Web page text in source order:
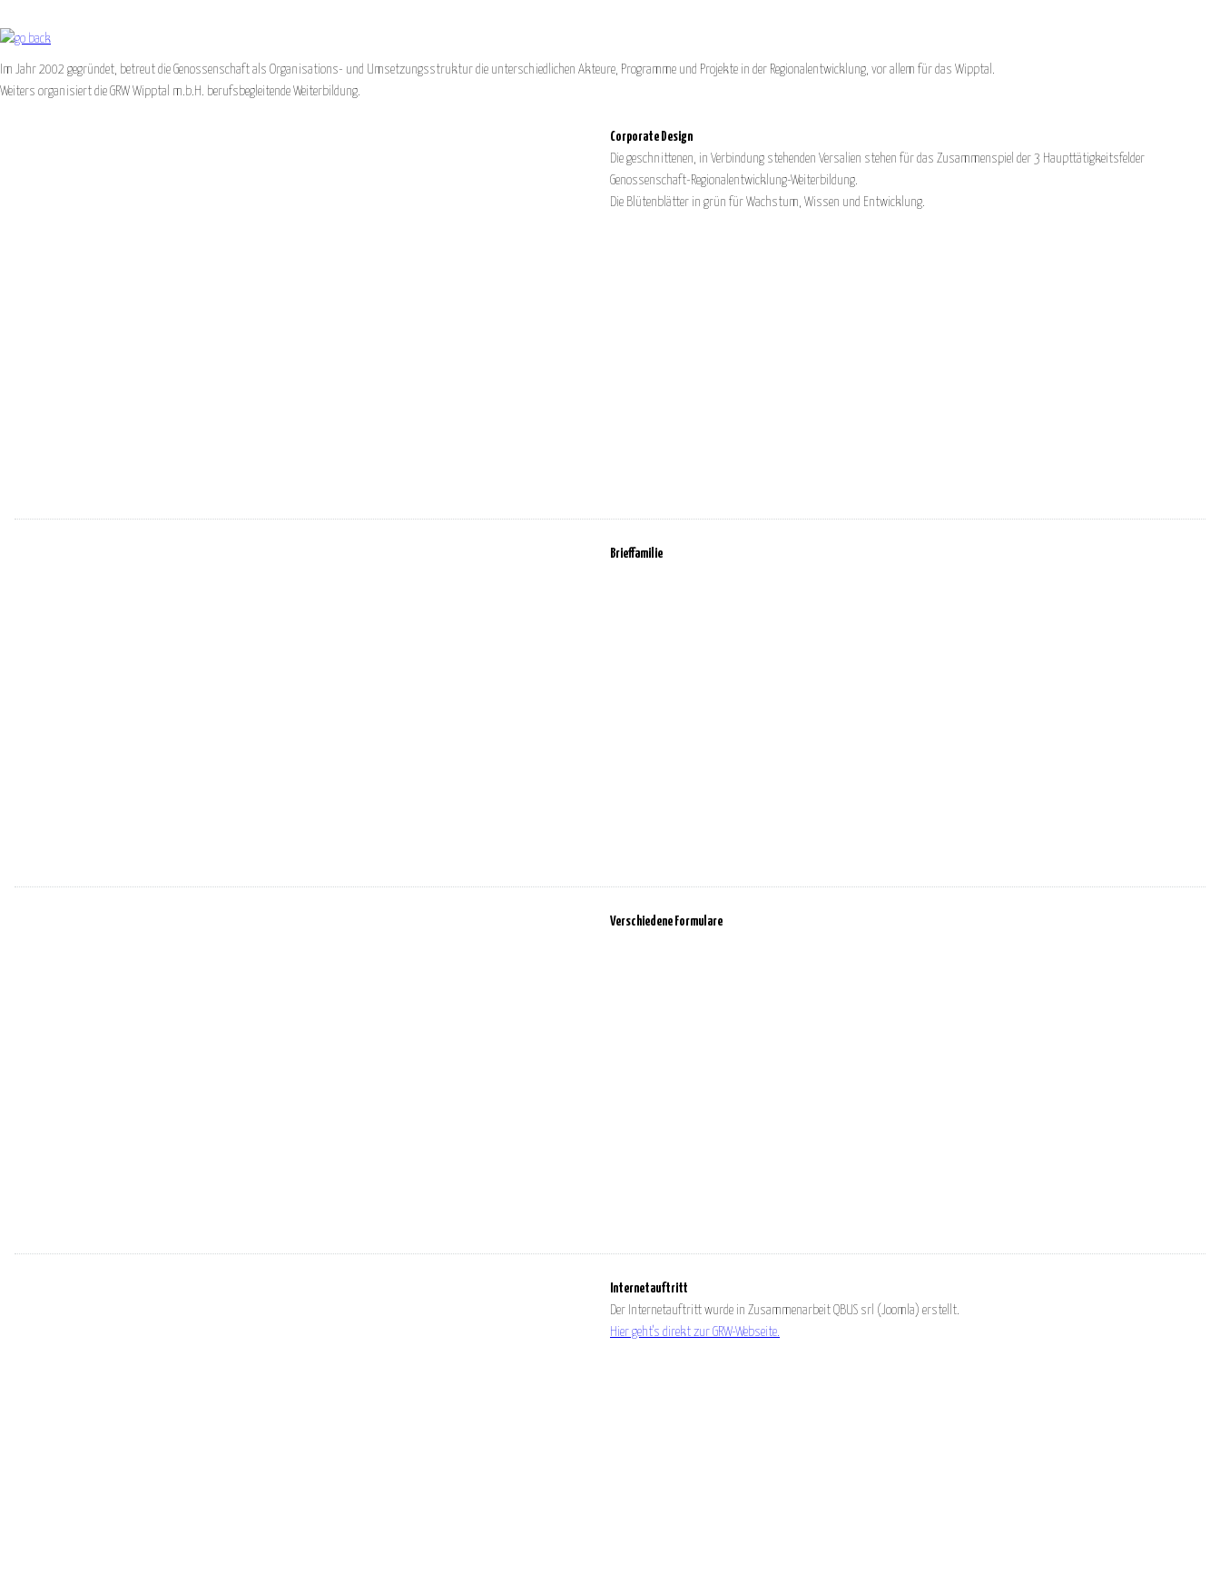
Im Jahr 2002 gegründet, betreut die Genossenschaft als Organisations- und Umsetzungsstruktur die unterschiedlichen Akteure, Programme und Projekte in der Regionalentwicklung, vor allem für das Wipptal.
Weiters organisiert die GRW Wipptal m.b.H. berufsbegleitende Weiterbildung.
Corporate Design
Die geschnittenen, in Verbindung stehenden Versalien stehen für das Zusammenspiel der 3 Haupttätigkeitsfelder
Genossenschaft-Regionalentwicklung-Weiterbildung.
Die Blütenblätter in grün für Wachstum, Wissen und Entwicklung.
Brieffamilie
Verschiedene Formulare
Internetauftritt
Der Internetauftritt wurde in Zusammenarbeit QBUS srl (Joomla) erstellt.
Hier geht's direkt zur GRW-Webseite.